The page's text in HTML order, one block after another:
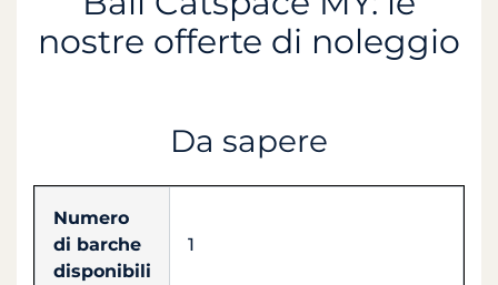
nostre offerte di noleggio
Da sapere
Numero
di barche
disponibili
1